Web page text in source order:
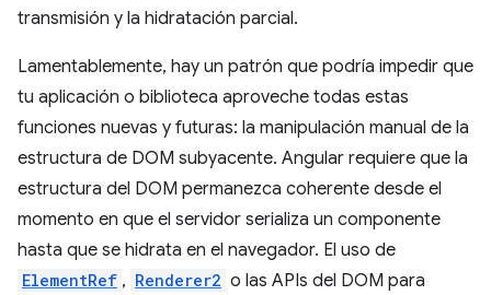
transmisión y la hidratación parcial.
Lamentablemente, hay un patrón que podría impedir que
tu aplicación o biblioteca aproveche todas estas
funciones nuevas y futuras: la manipulación manual de la
estructura de DOM subyacente. Angular requiere que la
estructura del DOM permanezca coherente desde el
momento en que el servidor serializa un componente
hasta que se hidrata en el navegador. El uso de
ElementRef , Renderer2 o las APIs del DOM para